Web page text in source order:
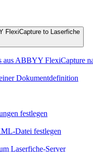
FlexiCapture to Laserfiche
aus ABBYY FlexiCapture
Dokumentdefinition
festlegen
Datei festlegen
Laserfiche-Server